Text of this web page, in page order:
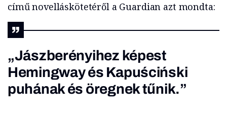
című novelláskötetéről a Guardian azt mondta:
„Jászberényihez képest
Hemingway és Kapuściński
puhának és öregnek tűnik.”